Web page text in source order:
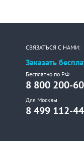
СВЯЗАТЬСЯ С НАМИ:
Заказать
Бесплатно по РФ
8 800 200-
Для Москвы
8 499 112-